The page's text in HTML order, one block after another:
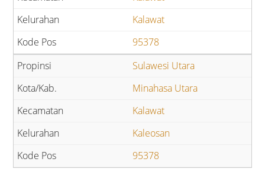
Kalawat
95378
Sulawesi Utara
Minahasa Utara
Kalawat
Kaleosan
95378